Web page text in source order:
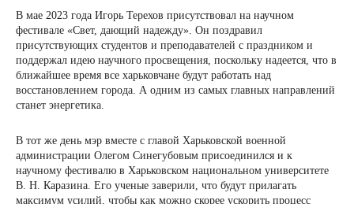
В мае 2023 года Игорь Терехов присутствовал на научном
фестивале «Свет, дающий надежду». Он поздравил
присутствующих студентов и преподавателей с праздником и
поддержал идею научного просвещения, поскольку надеется, что в
ближайшее время все харьковчане будут работать над
восстановлением города. А одним из самых главных направлений
станет энергетика.
В тот же день мэр вместе с главой Харьковской военной
администрации Олегом Синегубовым присоединился и к
научному фестивалю в Харьковском национальном университете
В. Н. Каразина. Его ученые заверили, что будут прилагать
максимум усилий, чтобы как можно скорее ускорить процесс